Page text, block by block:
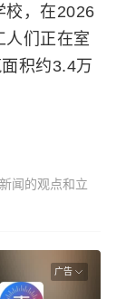
校，在2026
人们正在室
积约3.4万
闻的观点和立
广告